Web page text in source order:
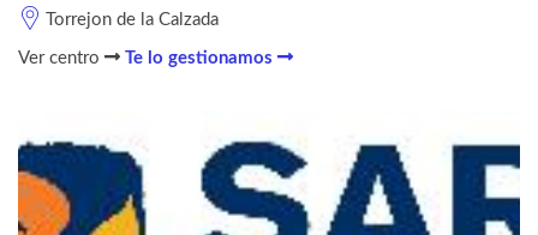
Torrejon de la Calzada
Ver centro Te lo gestionamos